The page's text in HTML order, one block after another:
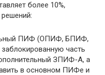
более 10%,
ПИФ (ОПИФ, БПИФ,
часть
ЗПИФ-А, а
в основном ПИФе и